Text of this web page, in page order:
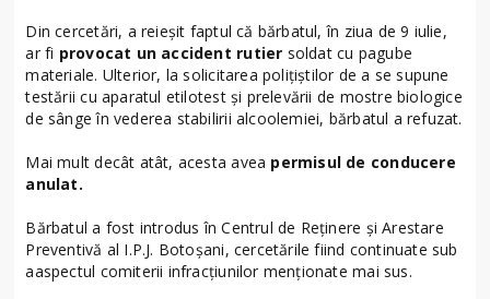
Din cercetări, a reieșit faptul că bărbatul, în ziua de 9 iulie,
ar fi provocat un accident rutier soldat cu pagube
materiale. Ulterior, la solicitarea polițiștilor de a se supune
testării cu aparatul etilotest și prelevării de mostre biologice
de sânge în vederea stabilirii alcoolemiei, bărbatul a refuzat.
Mai mult decât atât, acesta avea permisul de conducere
anulat.
Bărbatul a fost introdus în Centrul de Reținere și Arestare
Preventivă al I.P.J. Botoșani, cercetările fiind continuate sub
aaspectul comiterii infracțiunilor menționate mai sus.